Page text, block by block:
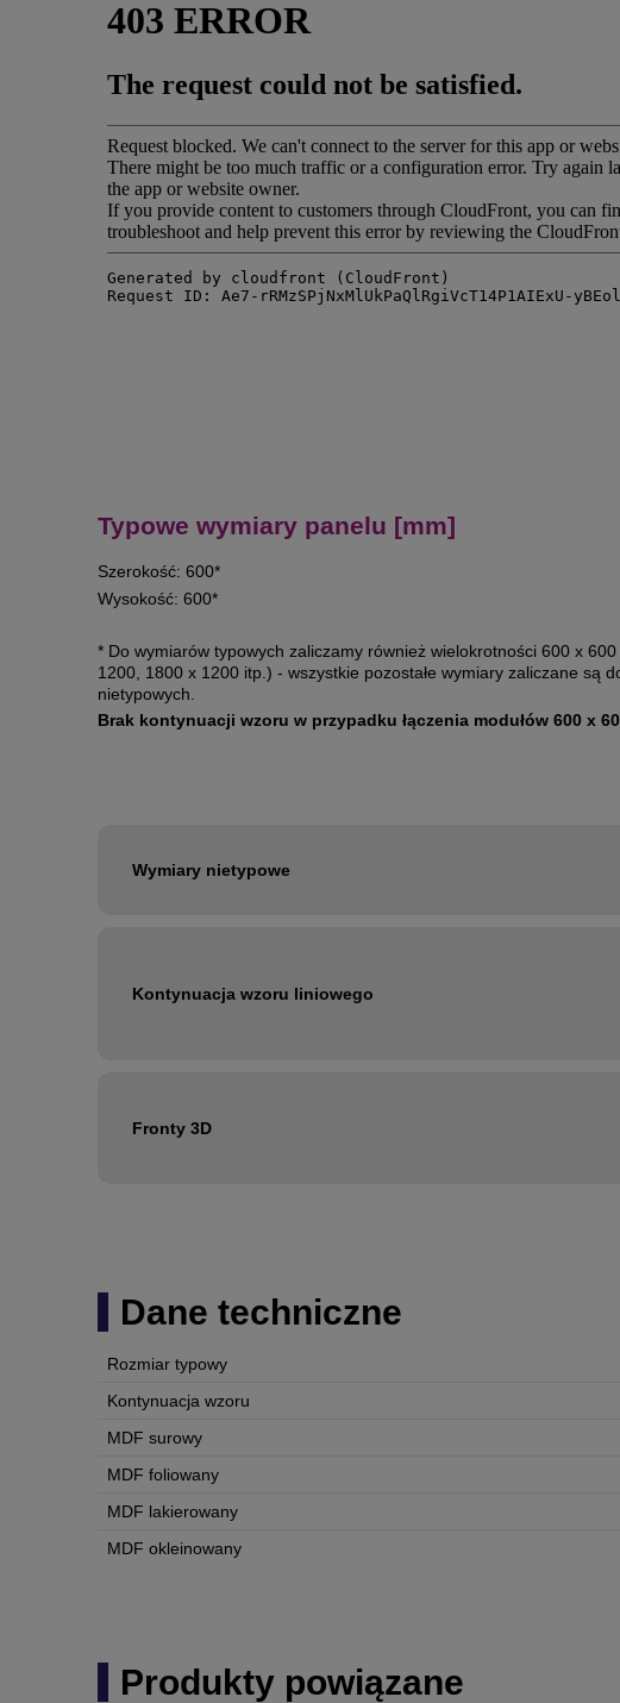
Typowe wymiary panelu [mm]
Szerokość: 600*
Wysokość: 600*
* Do wymiarów typowych zaliczamy również wielokrotności 600 x
1200, 1800 x 1200 itp.) - wszystkie pozostałe wymiary zaliczane są
nietypowych.
Brak kontynuacji wzoru w przypadku łączenia modułów 600 x
Wymiary nietypowe
Kontynuacja wzoru liniowego
Fronty 3D
Dane techniczne
Rozmiar typowy
Kontynuacja wzoru
MDF surowy
MDF foliowany
MDF lakierowany
MDF okleinowany
Produkty powiązane